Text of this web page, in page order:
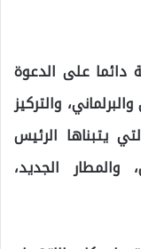
دائما على الدعوة
والتركيز
يتبناها الرئيس
الجديد،